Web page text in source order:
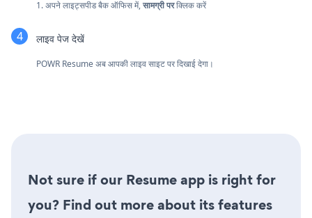
1. अपने लाइट्सपीड बैक ऑफिस में,सामग्री परक्लिक करें
लाइव पेज देखें
POWR Resume अब आपकी लाइव साइट पर दिखाई देगा।
Not sure if our Resume app is right for
you? Find out more about its features